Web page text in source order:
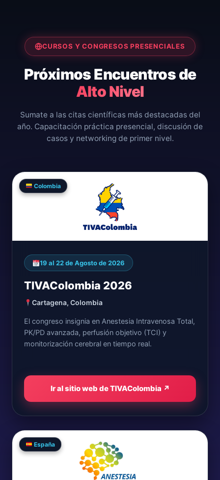
CURSOS Y CONGRESOS PRESENCIALES
Próximos Encuentros de
Alto Nivel
Sumate a las citas científicas más destacadas del
año. Capacitación práctica presencial, discusión de
casos y networking de primer nivel.
Colombia
19 al 22 de Agosto de 2026
TIVAColombia 2026
Cartagena, Colombia
El congreso insignia en Anestesia Intravenosa Total,
PK/PD avanzada, perfusión objetivo (TCI) y
monitorización cerebral en tiempo real.
Ir al sitio web de TIVAColombia ↗
España